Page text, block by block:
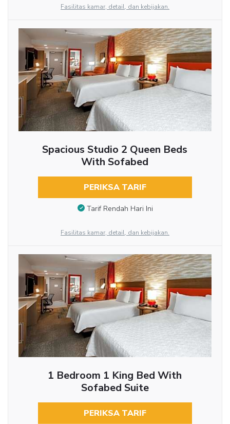
Fasilitas kamar, detail, dan kebijakan.
Spacious Studio 2 Queen Beds
With Sofabed
PERIKSA TARIF
Tarif Rendah Hari Ini
Fasilitas kamar, detail, dan kebijakan.
1 Bedroom 1 King Bed With
Sofabed Suite
PERIKSA TARIF